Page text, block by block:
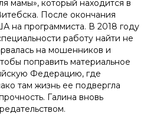
мамы», который находится в
После окончания
на программиста. В 2018 году
работу найти не
на мошенников и
поправить материальное
Федерацию, где
там жизнь ее подвергла
Галина вновь